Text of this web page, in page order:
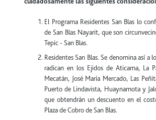
El Programa Residentes San Blas lo
de San Blas Nayarit, que son
Tepic - San Blas.
Residentes San Blas. Se denomina así a
radican en los Ejidos de Aticama, La
Mecatán, José María Mercado, Las
Puerto de Lindavista, Huaynamota y
que obtendrán un descuento en el
Plaza de Cobro de San Blas.